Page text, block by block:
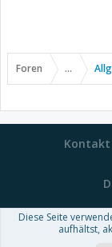
Foren ...
Kontakt
Forum
Diese Seite
aufhältst,